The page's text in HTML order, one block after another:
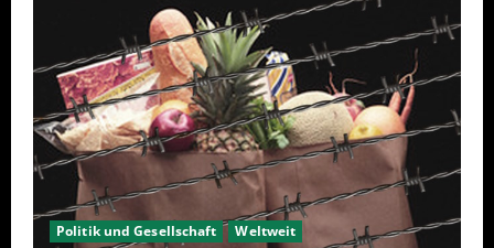
Politik und Gesellschaft Weltweit